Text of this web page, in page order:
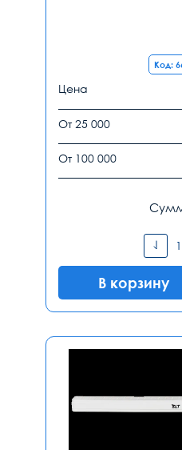
Код:
Цена
От 25 000
От 100 000
В корзину